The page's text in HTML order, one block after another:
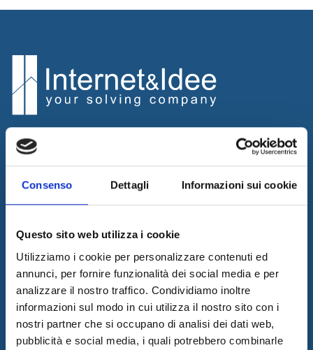
Consenso Dettagli Informazioni sui cookie
Questo sito web utilizza i cookie
Utilizziamo i cookie per personalizzare contenuti ed
annunci, per fornire funzionalità dei social media e per
analizzare il nostro traffico. Condividiamo inoltre
informazioni sul modo in cui utilizza il nostro sito con i
nostri partner che si occupano di analisi dei dati web,
pubblicità e social media, i quali potrebbero combinarle
Internet & Idee promuove l'innovazione progettando e realizzando
soluzioni innovative, erogando consulenza ed outsourcing per
supportare il business dei propri clienti grazie ad un team di
professionisti di riconosciuto valore.
Ultime News
05/08/2026
Internet & Idee è Main Sponsor di ECML PKDD 2026
04/08/2026
I&I consolida la sua leadership nel QA & Testing
17/03/2026
Internet & Idee tra le "Aziende Stelle del Sud 2026" di Il Sole 24
Ore